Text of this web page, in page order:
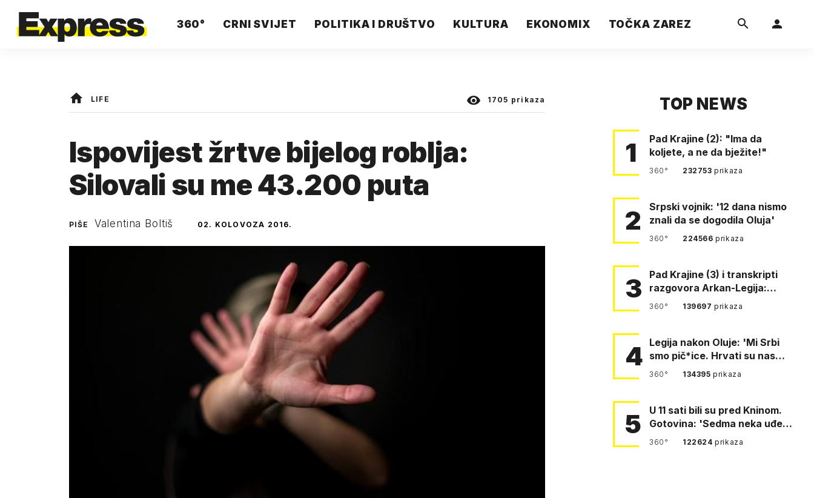
360° CRNI SVIJET POLITIKA I DRUŠTVO KULTURA EKONOMIX TOČKA ZAREZ
LIFE 1705 prikaza
Ispovijest žrtve bijelog roblja:
Silovali su me 43.200 puta
PIŠE Valentina Boltiš 02. KOLOVOZA 2016.
TOP NEWS
1
Pad Krajine (2): "Ima da
koljete, a ne da bježite!"
360° 232753prikaza
2
Srpski vojnik: '12 dana nismo
znali da se dogodila Oluja'
360° 224566prikaza
3
Pad Krajine (3) i transkripti
razgovora Arkan-Legija:
'Čujem, prelazite ustašam…
360° 139697prikaza
4 Legija nakon Oluje: 'Mi Srbi
smo pič*ice. Hrvati su nas
pomeli!'
360° 134395prikaza
5
U 11 sati bili su pred Kninom.
Gotovina: 'Sedma neka uđe,
4. gardijska neka g…
360° 122624prikaza